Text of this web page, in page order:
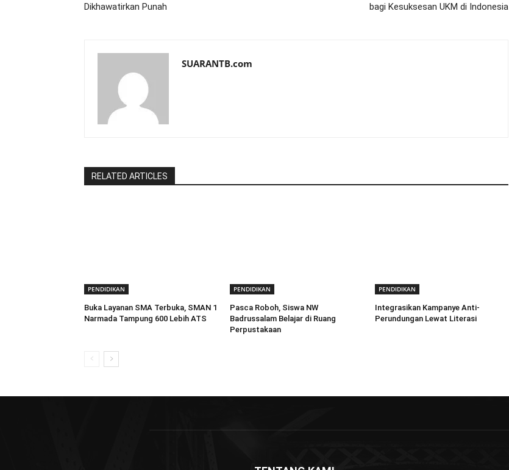
Dikhawatirkan Punah
bagi Kesuksesan UKM di Indonesia
SUARANTB.com
RELATED ARTICLES
PENDIDIKAN
Buka Layanan SMA Terbuka, SMAN 1
Narmada Tampung 600 Lebih ATS
PENDIDIKAN
Pasca Roboh, Siswa NW
Badrussalam Belajar di Ruang
Perpustakaan
PENDIDIKAN
Integrasikan Kampanye Anti-
Perundungan Lewat Literasi